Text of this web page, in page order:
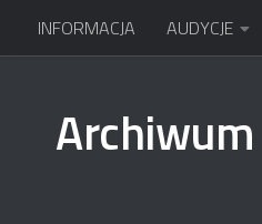
Przejdź do treści
INFORMACJA AUDYCJE